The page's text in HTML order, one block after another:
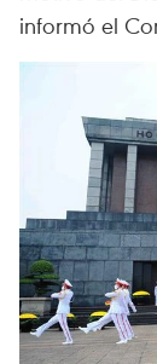
informó el